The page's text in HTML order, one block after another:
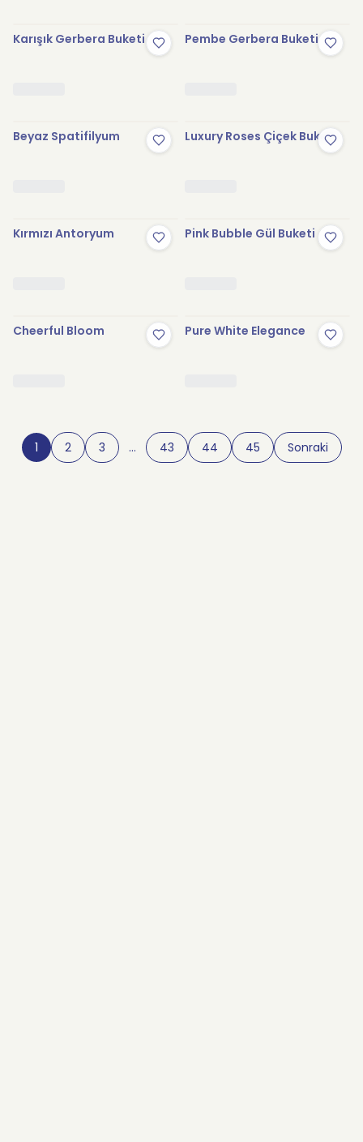
Karışık Gerbera Buketi Pembe Gerbera Buketi
Beyaz Spatifilyum Luxury Roses Çiçek Buketi
Kırmızı Antoryum Pink Bubble Gül Buketi
Cheerful Bloom Pure White Elegance
1 2 3 … 43 44 45 Sonraki